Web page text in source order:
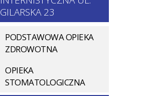
GILARSKA 23
PODSTAWOWA OPIEKA
ZDROWOTNA
OPIEKA
STOMATOLOGICZNA